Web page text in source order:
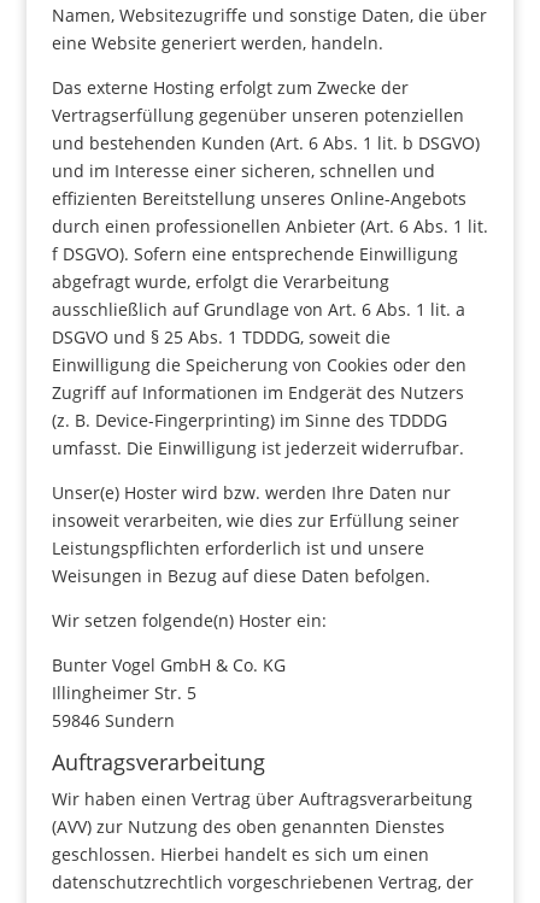
Namen, Websitezugriffe und sonstige Daten, die über
eine Website generiert werden, handeln.
Das externe Hosting erfolgt zum Zwecke der
Vertragserfüllung gegenüber unseren potenziellen
und bestehenden Kunden (Art. 6 Abs. 1 lit. b DSGVO)
und im Interesse einer sicheren, schnellen und
effizienten Bereitstellung unseres Online-Angebots
durch einen professionellen Anbieter (Art. 6 Abs. 1 lit.
f DSGVO). Sofern eine entsprechende Einwilligung
abgefragt wurde, erfolgt die Verarbeitung
ausschließlich auf Grundlage von Art. 6 Abs. 1 lit. a
DSGVO und § 25 Abs. 1 TDDDG, soweit die
Einwilligung die Speicherung von Cookies oder den
Zugriff auf Informationen im Endgerät des Nutzers
(z. B. Device-Fingerprinting) im Sinne des TDDDG
umfasst. Die Einwilligung ist jederzeit widerrufbar.
Unser(e) Hoster wird bzw. werden Ihre Daten nur
insoweit verarbeiten, wie dies zur Erfüllung seiner
Leistungspflichten erforderlich ist und unsere
Weisungen in Bezug auf diese Daten befolgen.
Wir setzen folgende(n) Hoster ein:
Bunter Vogel GmbH & Co. KG
Illingheimer Str. 5
59846 Sundern
Auftragsverarbeitung
Wir haben einen Vertrag über Auftragsverarbeitung
(AVV) zur Nutzung des oben genannten Dienstes
geschlossen. Hierbei handelt es sich um einen
datenschutzrechtlich vorgeschriebenen Vertrag, der